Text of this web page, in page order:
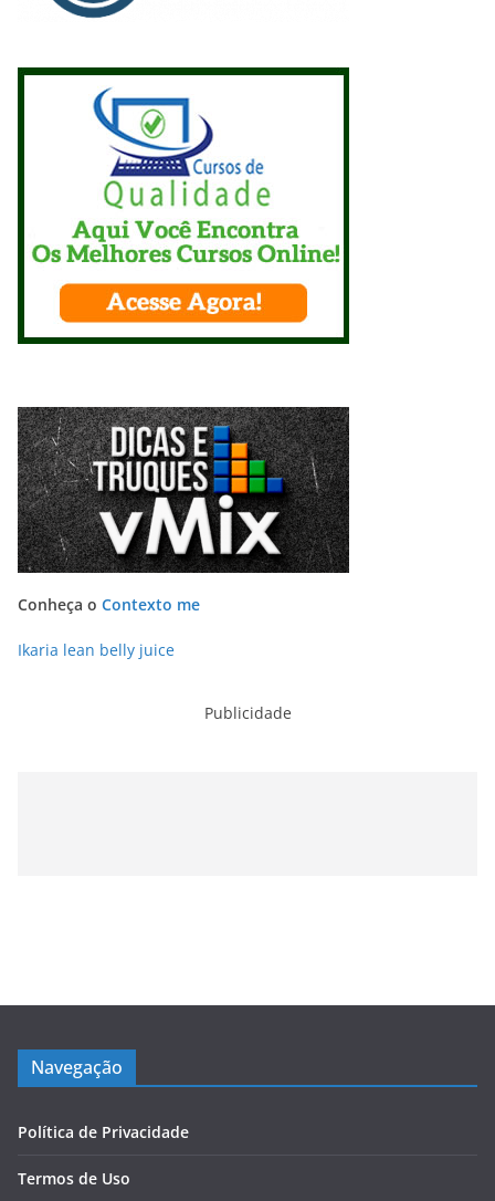
Conheça o Contexto me
Ikaria lean belly juice
Publicidade
Navegação
Política de Privacidade
Termos de Uso